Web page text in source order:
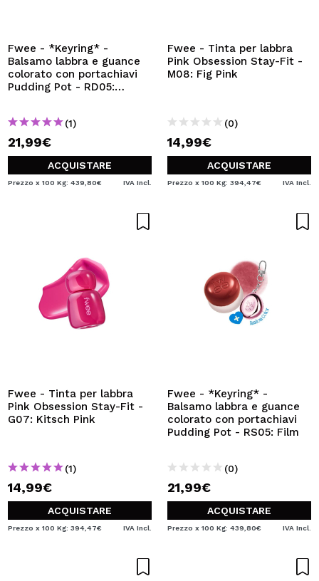
Fwee - *Keyring* -
Balsamo labbra e guance
colorato con portachiavi
Pudding Pot - RD05:
(1)
21,99€
ACQUISTARE
Prezzo x 100 Kg: 439,80€ IVA Incl.
Fwee - Tinta per labbra
Pink Obsession Stay-Fit -
M08: Fig Pink
(0)
14,99€
ACQUISTARE
Prezzo x 100 Kg: 394,47€ IVA Incl.
Fwee - Tinta per labbra
Pink Obsession Stay-Fit -
G07: Kitsch Pink
(1)
14,99€
ACQUISTARE
Prezzo x 100 Kg: 394,47€ IVA Incl.
Fwee - *Keyring* -
Balsamo labbra e guance
colorato con portachiavi
Pudding Pot - RS05: Film
(0)
21,99€
ACQUISTARE
Prezzo x 100 Kg: 439,80€ IVA Incl.